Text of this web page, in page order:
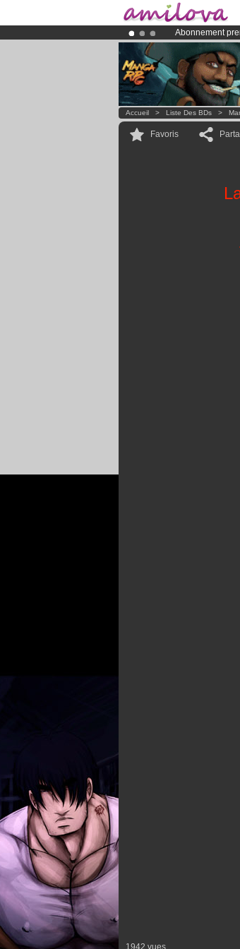
Abonnement
LeKickstarter
Déjà 134393
Accueil > Liste Des BDs >
Favoris
1942 vues